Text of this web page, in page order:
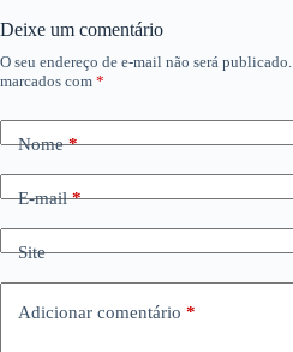
Deixe um comentário
O seu endereço de e-mail não será publicado.
marcados com *
Nome*
E-mail*
Site
Adicionar comentário *